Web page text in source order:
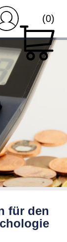
(0)
für den